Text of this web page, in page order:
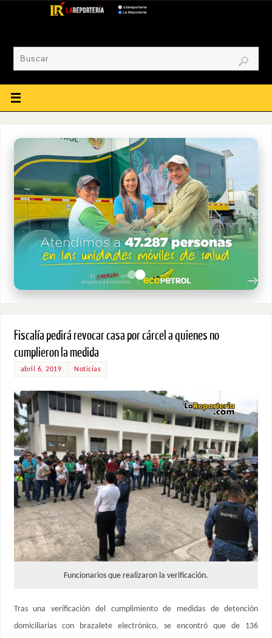
Fiscalía pedirá revocar casa por cárcel a quienes no
cumplieron la medida
abril 6, 2019 Noticias
Funcionarios que realizaron la verificación.
Tras una verificación del cumplimiento de medidas de detención
domiciliarias con brazalete electrónico, se encontró que de 136